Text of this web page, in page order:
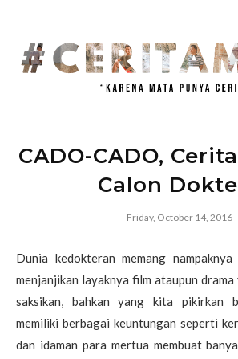
CADO-CADO,
Calon
Friday, October 14, 2016
Dunia kedokteran memang
menjanjikan layaknya film ataupun
saksikan, bahkan yang kita pikirkan
memiliki berbagai keuntungan seperti
dan idaman para mertua membuat